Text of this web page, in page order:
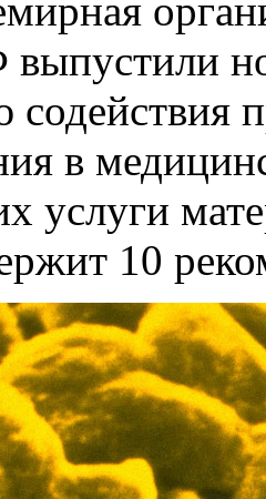
в
услуги
10